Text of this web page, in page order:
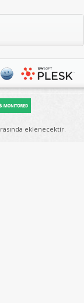
eklenecektir.